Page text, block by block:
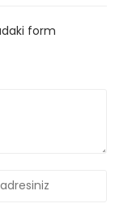
form